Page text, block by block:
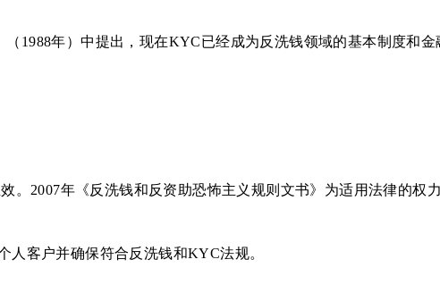
1988年）中提出，现在KYC已经成为反洗钱领域的基本制度和
2007年《反洗钱和反资助恐怖主义规则文书》为适用法律的权
人客户并确保符合反洗钱和KYC法规。